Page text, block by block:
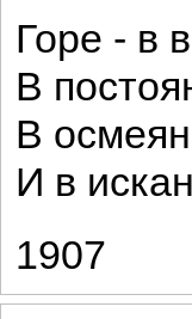
Горе - в
В
В
И в
1907